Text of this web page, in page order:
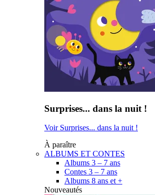
Surprises... dans la nuit !
Voir Surprises... dans la nuit !
À paraître
ALBUMS ET CONTES
Albums 3 – 7 ans
Contes 3 – 7 ans
Albums 8 ans et +
Nouveautés